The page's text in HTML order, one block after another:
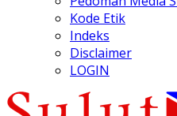
Kode Etik
Indeks
Disclaimer
LOGIN